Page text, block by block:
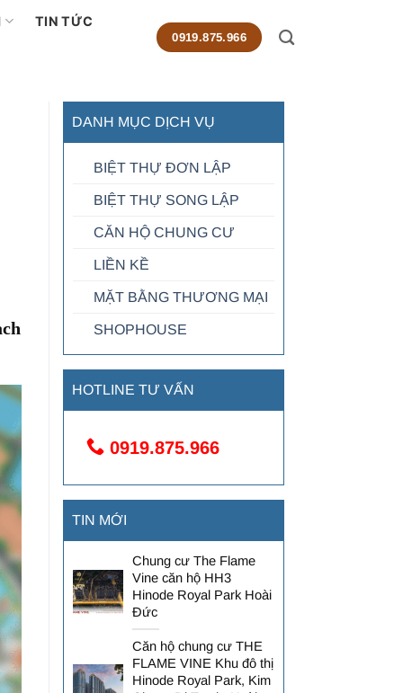
TIN TỨC
0919.875.966
DANH MỤC DỊCH VỤ
BIỆT THỰ ĐƠN LẬP
BIỆT THỰ SONG LẬP
CĂN HỘ CHUNG CƯ
LIỀN KỀ
MẶT BẰNG THƯƠNG MẠI
SHOPHOUSE
HOTLINE TƯ VẤN
0919.875.966
TIN MỚI
Chung cư The Flame
Vine căn hộ HH3
Hinode Royal Park Hoài
Đức
Căn hộ chung cư THE
FLAME VINE Khu đô thị
Hinode Royal Park, Kim